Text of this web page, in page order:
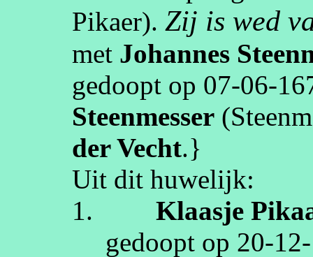
Pikaer).Zij is wed
met Johannes
gedoopt op
Steenmesser (
der Vecht.}
Uit dit huwelijk:
1.
Klaasje
gedoopt op